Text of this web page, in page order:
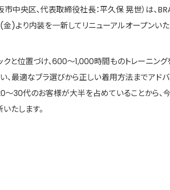
市中央区、代表取締役社長：平久保 晃世）は、
)より内装を一新してリニューアルオープンいた
と位置づけ、600～1,000時間ものトレーニング
最適なブラ選びから正しい着用方法までアドバ
～30代のお客様が大半を占めていることから、
たします。